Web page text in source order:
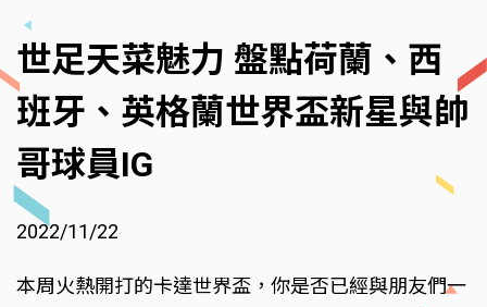
世足天菜魅力 盤點荷蘭、西
班牙、英格蘭世界盃新星與帥
哥球員IG
2022/11/22
本周火熱開打的卡達世界盃，你是否已經與朋友們一